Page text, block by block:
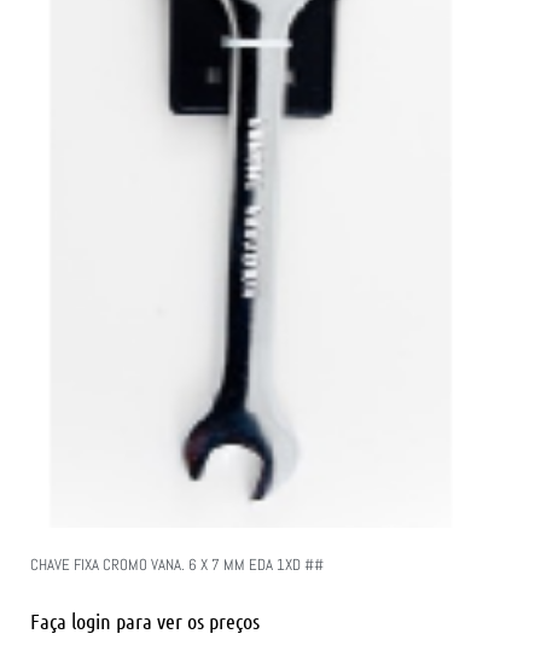
CHAVE FIXA CROMO VANA. 6 X 7 MM EDA 1XD ##
Faça login para ver os preços